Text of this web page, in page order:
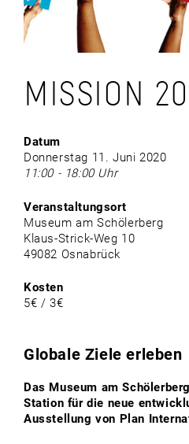
MISSION
Datum
Donnerstag 11. Juni 2020
11:00 - 18:00 Uhr
Veranstaltungsort
Museum am Schölerberg
Klaus-Strick-Weg 10
49082 Osnabrück
Kosten
5€ / 3€
Globale Ziele erleben
Das Museum am
Station für die neue
Ausstellung von Plan